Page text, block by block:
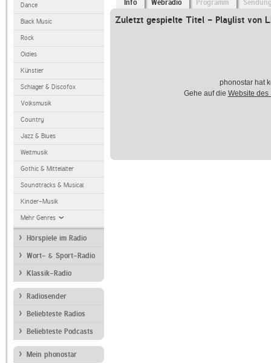
Dance
Black Music
Rock
Oldies
Künstler
Schlager & Discofox
Volksmusik
Country
Jazz & Blues
Weltmusik
Gothic & Mittelalter
Soundtracks & Musical
Kinder-Musik
Mehr Genres
Hörspiele im Radio
Wort- & Sport-Radio
Klassik-Radio
Radiosender
Beliebteste Radios
Beliebteste Podcasts
Mein phonostar
Info Webradio Programm
Zuletzt gespielte Titel - Playlist von
phonostar hat
Gehe auf die Website des